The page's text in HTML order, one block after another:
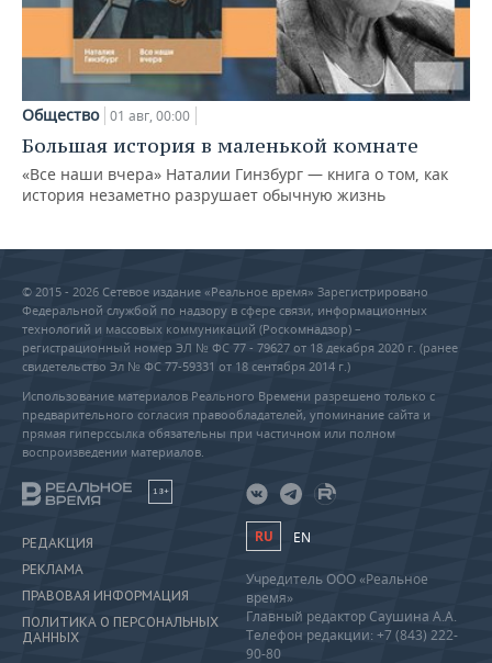
Общество 01 авг, 00:00
Большая история в маленькой комнате
«Все наши вчера» Наталии Гинзбург — книга о том, как
история незаметно разрушает обычную жизнь
© 2015 - 2026 Сетевое издание «Реальное время» Зарегистрировано
Федеральной службой по надзору в сфере связи, информационных
технологий и массовых коммуникаций (Роскомнадзор) –
регистрационный номер ЭЛ № ФС 77 - 79627 от 18 декабря 2020 г. (ранее
свидетельство Эл № ФС 77-59331 от 18 сентября 2014 г.)
Использование материалов Реального Времени разрешено только с
предварительного согласия правообладателей, упоминание сайта и
прямая гиперссылка обязательны при частичном или полном
воспроизведении материалов.
18+
РЕДАКЦИЯ
РЕКЛАМА
ПРАВОВАЯ ИНФОРМАЦИЯ
ПОЛИТИКА О ПЕРСОНАЛЬНЫХ
ДАННЫХ
RU EN
Учредитель ООО «Реальное
время»
Главный редактор Саушина А.А.
Телефон редакции: +7 (843) 222-
90-80